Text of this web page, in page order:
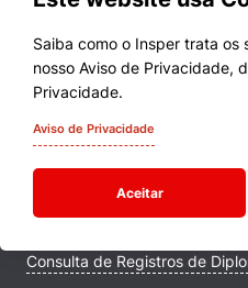
Saiba como o Insper trata os
nosso Aviso de Privacidade,
Privacidade.
Aviso de Privacidade
Aceitar
Cursos
Quem Somos
Comunidade Transforme
Campus
Consulta de Registros de